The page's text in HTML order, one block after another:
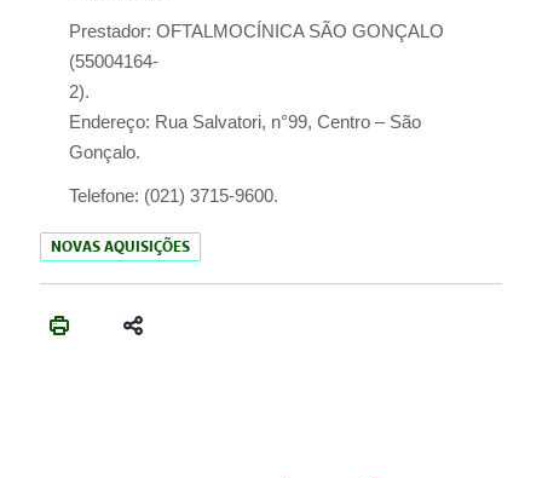
Prestador: OFTALMOCÍNICA SÃO GONÇALO
(55004164-
2).
Endereço: Rua Salvatori, n°99, Centro – São
Gonçalo.
Telefone: (021) 3715-9600.
NOVAS AQUISIÇÕES